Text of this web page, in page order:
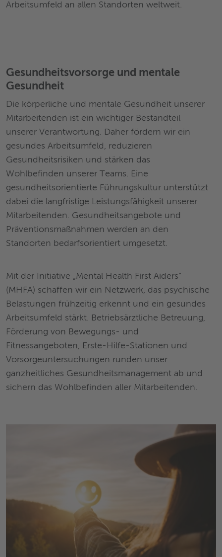
Arbeitsumfeld an allen Standorten weltweit.
Gesundheitsvorsorge und mentale
Gesundheit
Die körperliche und mentale Gesundheit unserer
Mitarbeitenden ist ein wichtiger Bestandteil
unserer Verantwortung. Daher fördern wir ein
gesundes Arbeitsumfeld, reduzieren
Gesundheitsrisiken und stärken das
Wohlbefinden unserer Teams. Eine
gesundheitsorientierte Führungskultur unterstützt
dabei die langfristige Leistungsfähigkeit unserer
Mitarbeitenden. Gesundheitsangebote und
Präventionsmaßnahmen werden an den
Standorten bedarfsorientiert umgesetzt.
Mit der Initiative „Mental Health First Aiders“
(MHFA) schaffen wir ein Netzwerk, das psychische
Belastungen frühzeitig erkennt und ein gesundes
Arbeitsumfeld stärkt. Betriebsärztliche Betreuung,
Förderung von Bewegungs- und
Fitnessangeboten, Erste-Hilfe-Stationen und
Vorsorgeuntersuchungen runden unser
ganzheitliches Gesundheitsmanagement ab und
sichern das Wohlbefinden aller Mitarbeitenden.